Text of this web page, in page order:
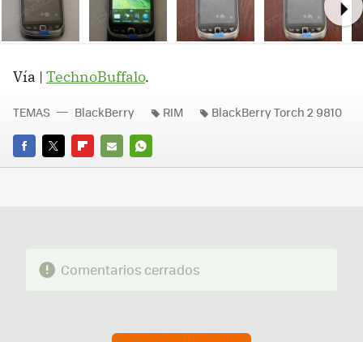
Vía | TechnoBuffalo.
FACEBOOK
TWITTERFLIPBOARD
E-
WHATSAPP
TEMAS BlackBerry RIM BlackBerry Torch 2 9810
Comentarios cerrados